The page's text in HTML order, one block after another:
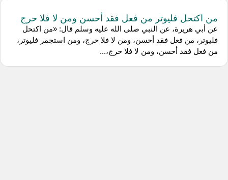
من اكتحل فليوتر من فعل فقد أحسن ومن لا فلا حرج
عن أبي هريرة، عن النبي صلى الله عليه وسلم قال: «من اكتحل
فليوتر، من فعل فقد أحسن، ومن لا فلا حرج، ومن استجمر فليوتر،
من فعل فقد أحسن، ومن لا فلا حرج،...